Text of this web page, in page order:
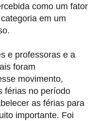
como um fator
em um
e professoras e a
foram
movimento,
férias no período
as férias para
importante. Foi